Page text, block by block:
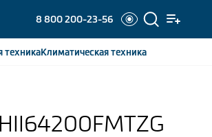
8 800 200-23-56
техникаКлиматическаятехника